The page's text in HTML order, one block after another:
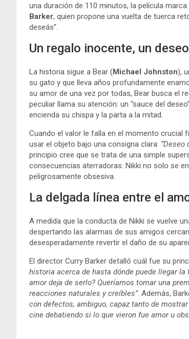
una duración de 110 minutos, la película
Barker, quien propone una vuelta de tuerca
deseás”.
Un regalo inocente, un
La historia sigue a Bear (Michael Johnston),
su gato y que lleva años profundamente
su amor de una vez por todas, Bear busca el
peculiar llama su atención: un “sauce del
encienda su chispa y la parta a la mitad.
Cuando el valor le falla en el momento crucial
usar el objeto bajo una consigna clara: “Deseo
principio cree que se trata de una simple
consecuencias aterradoras: Nikki no solo se
peligrosamente obsesiva.
La delgada línea entre el
A medida que la conducta de Nikki se vuelve
despertando las alarmas de sus amigos
desesperadamente revertir el daño de su
El director Curry Barker detalló cuál fue su
historia acerca de hasta dónde puede llegar
amor deja de serlo? Queríamos tomar una
reacciones naturales y creíbles”. Además,
con defectos, ambiguo, capaz tanto de
cine debatiendo si lo que vieron fue amor u